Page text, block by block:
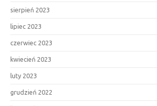
sierpień 2023
lipiec 2023
czerwiec 2023
kwiecień 2023
luty 2023
grudzień 2022